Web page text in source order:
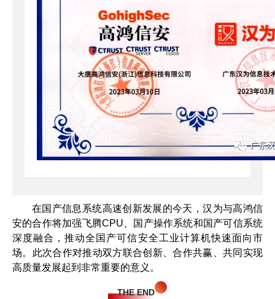
在国产信息系统高速创新发展的今天，汉为与高鸿信
安的合作将加强飞腾CPU、国产操作系统和国产可信系统
深度融合，推动全国产可信安全工业计算机快速面向市
场。此次合作对推动双方联合创新、合作共赢、共同实现
高质量发展起到非常重要的意义。
THE END